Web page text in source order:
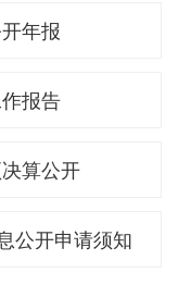
年报
报告
算公开
公开申请须知